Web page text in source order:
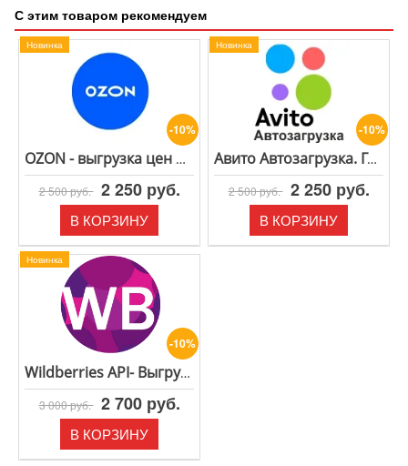
С этим товаром рекомендуем
-10%
Новинка
OZON - выгрузка цен и остатков. Генерация фида для Озон
2 500 руб. 2 250 руб.
В КОРЗИНУ
-10%
Новинка
Авито Автозагрузка. Генерация XML файла для Avito
2 500 руб. 2 250 руб.
В КОРЗИНУ
-10%
Новинка
Wildberries API- Выгрузка остатков и цен на Вайлдберриз
3 000 руб. 2 700 руб.
В КОРЗИНУ